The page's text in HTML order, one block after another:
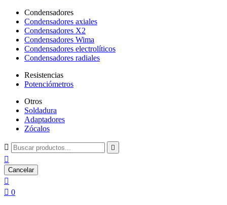
Condensadores
Condensadores axiales
Condensadores X2
Condensadores Wima
Condensadores electrolíticos
Condensadores radiales
Resistencias
Potenciómetros
Otros
Soldadura
Adaptadores
Zócalos
 

Cancelar

 0